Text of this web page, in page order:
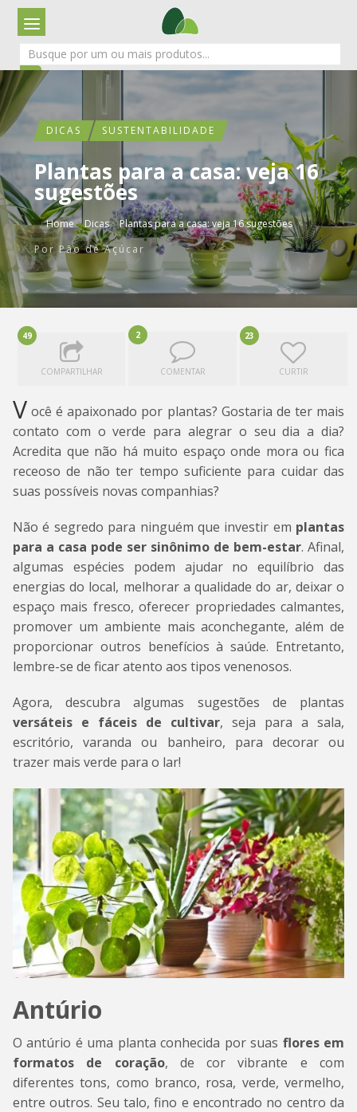
DICAS SUSTENTABILIDADE
Plantas para a casa: veja 16
sugestões
Home › Dicas › Plantas para a casa: veja 16 sugestões
PorPão de Açúcar
49
COMPARTILHAR
2
COMENTAR
23
CURTIR
V ocê é apaixonado por plantas? Gostaria de ter mais
contato com o verde para alegrar o seu dia a dia?
Acredita que não há muito espaço onde mora ou fica
receoso de não ter tempo suficiente para cuidar das
suas possíveis novas companhias?
Não é segredo para ninguém que investir em plantas
para a casa pode ser sinônimo de bem-estar. Afinal,
algumas espécies podem ajudar no equilíbrio das
energias do local, melhorar a qualidade do ar, deixar o
espaço mais fresco, oferecer propriedades calmantes,
promover um ambiente mais aconchegante, além de
proporcionar outros benefícios à saúde. Entretanto,
lembre-se de ficar atento aos tipos venenosos.
Agora, descubra algumas sugestões de plantas
versáteis e fáceis de cultivar, seja para a sala,
escritório, varanda ou banheiro, para decorar ou
trazer mais verde para o lar!
Antúrio
O antúrio é uma planta conhecida por suas flores em
formatos de coração, de cor vibrante e com
diferentes tons, como branco, rosa, verde, vermelho,
entre outros. Seu talo, fino e encontrado no centro da